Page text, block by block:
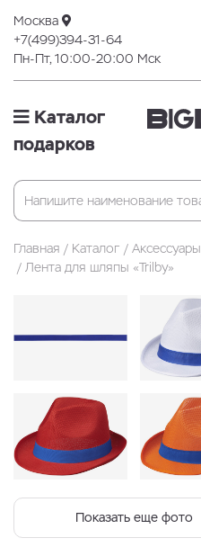
Москва
+7(499)394-31-64
Пн-Пт, 10:00-20:00 Мск
Каталог
подарков
Главная Каталог Аксессуары
Лента для шляпы «Trilby»
Показать еще фото